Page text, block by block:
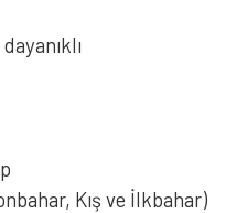
Kış ve İlkbahar)